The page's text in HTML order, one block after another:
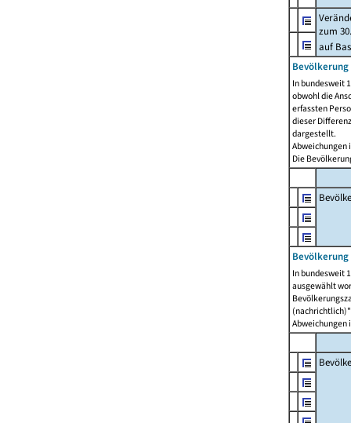
zum
auf
Bevölkerung
In bundesweit
obwohl die
erfassten
dieser
dargestellt.
Abweichungen
Die
In bundesweit
ausgewählt
Abweichungen